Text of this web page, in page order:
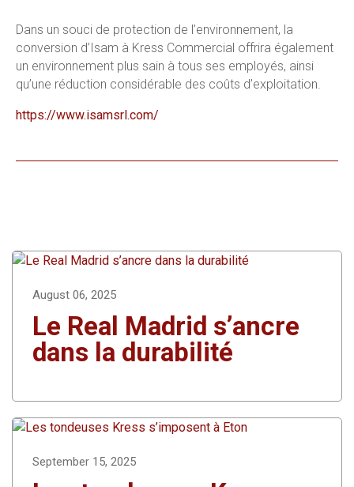
Dans un souci de protection de l’environnement, la
conversion d’Isam à Kress Commercial offrira également
un environnement plus sain à tous ses employés, ainsi
qu’une réduction considérable des coûts d’exploitation.
https://www.isamsrl.com/
August 06, 2025
Le Real Madrid s’ancre
dans la durabilité
September 15, 2025